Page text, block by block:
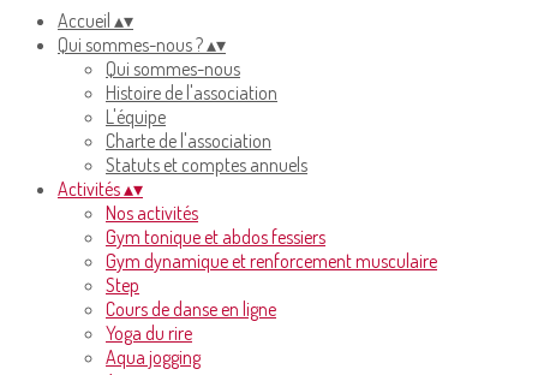
Accueil ▴▾
Qui sommes-nous ?▴▾
Qui sommes-nous
Histoire de l'association
L'équipe
Charte de l'association
Statuts et comptes annuels
Activités▴▾
Nos activités
Gym tonique et abdos fessiers
Gym dynamique et renforcement musculaire
Step
Cours de danse en ligne
Yoga du rire
Aqua jogging